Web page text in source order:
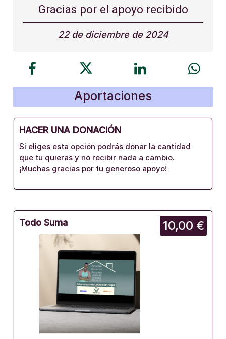
Gracias por el apoyo recibido
22 de diciembre de 2024
Aportaciones
HACER UNA DONACIÓN
Si eliges esta opción podrás donar la cantidad
que tu quieras y no recibir nada a cambio.
¡Muchas gracias por tu generoso apoyo!
10,00 €
Todo Suma